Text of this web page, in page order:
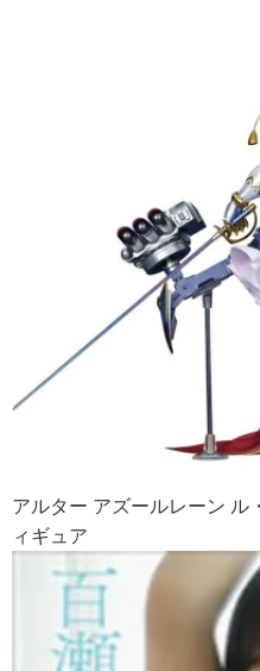
アルター アズールレーン ル
ィギュア